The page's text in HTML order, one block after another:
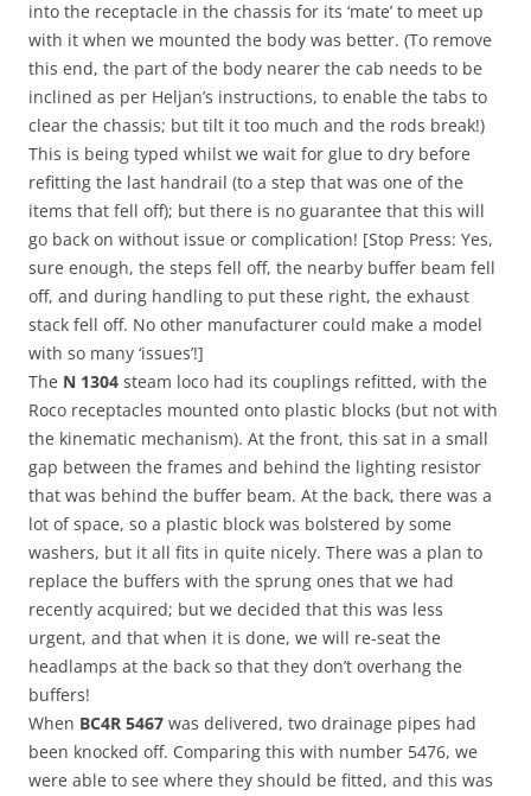
into the receptacle in the chassis for its ‘mate’ to meet up
with it when we mounted the body was better. (To remove
this end, the part of the body nearer the cab needs to be
inclined as per Heljan’s instructions, to enable the tabs to
clear the chassis; but tilt it too much and the rods break!)
This is being typed whilst we wait for glue to dry before
refitting the last handrail (to a step that was one of the
items that fell off); but there is no guarantee that this will
go back on without issue or complication! [Stop Press: Yes,
sure enough, the steps fell off, the nearby buffer beam fell
off, and during handling to put these right, the exhaust
stack fell off. No other manufacturer could make a model
with so many ‘issues’!]
The N 1304 steam loco had its couplings refitted, with the
Roco receptacles mounted onto plastic blocks (but not with
the kinematic mechanism). At the front, this sat in a small
gap between the frames and behind the lighting resistor
that was behind the buffer beam. At the back, there was a
lot of space, so a plastic block was bolstered by some
washers, but it all fits in quite nicely. There was a plan to
replace the buffers with the sprung ones that we had
recently acquired; but we decided that this was less
urgent, and that when it is done, we will re-seat the
headlamps at the back so that they don’t overhang the
buffers!
When BC4R 5467 was delivered, two drainage pipes had
been knocked off. Comparing this with number 5476, we
were able to see where they should be fitted, and this was